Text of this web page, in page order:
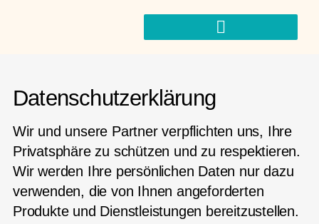
Datenschutzerklärung
Wir und unsere Partner verpflichten uns, Ihre
Privatsphäre zu schützen und zu respektieren.
Wir werden Ihre persönlichen Daten nur dazu
verwenden, die von Ihnen angeforderten
Produkte und Dienstleistungen bereitzustellen.